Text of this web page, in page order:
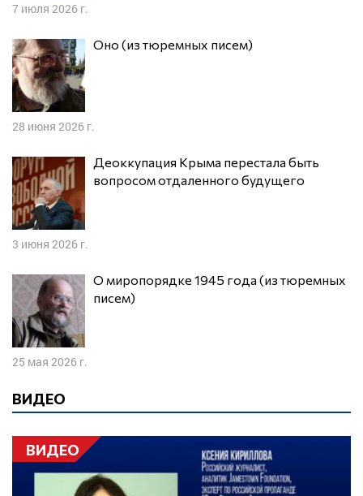
7 июля 2026 г.
Оно (из тюремных писем)
28 июня 2026 г.
Деоккупация Крыма перестала быть
вопросом отдаленного будущего
3 июня 2026 г.
О миропорядке 1945 года (из тюремных
писем)
25 мая 2026 г.
ВИДЕО
ВИДЕО